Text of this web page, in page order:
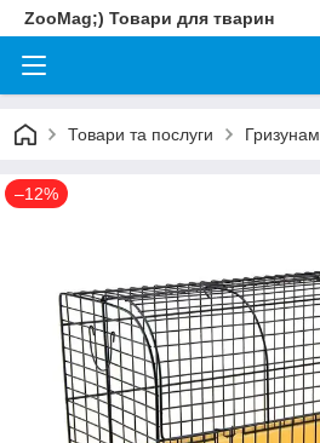
ZooMag;) Товари для тварин
Товари та послуги Гризунам
–12%